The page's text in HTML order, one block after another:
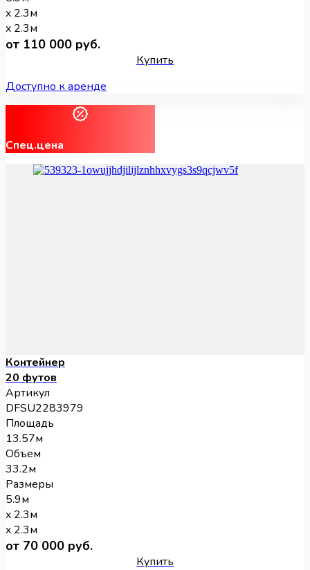
x 2.3м
x 2.3м
от 110 000 руб.
Купить
Доступно к аренде
Спец.цена
Контейнер
20 футов
Артикул
DFSU2283979
Площадь
13.57м
Объем
33.2м
Размеры
5.9м
x 2.3м
x 2.3м
от 70 000 руб.
Купить